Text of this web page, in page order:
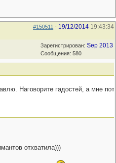
#150511 - 19/12/2014 19:43:34
Зарегистрирован: Sep 2013
Сообщения: 580
Наговорите гадостей, а мне
отхватила)))